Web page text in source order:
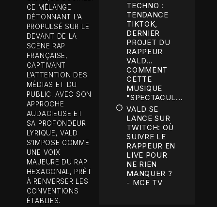
CE MÉLANGE
DÉTONNANT L’A
PROPULSÉ SUR LE
DEVANT DE LA
SCÈNE RAP
FRANÇAISE,
CAPTIVANT
L’ATTENTION DES
MÉDIAS ET DU
PUBLIC. AVEC SON
APPROCHE
AUDACIEUSE ET
SA PROFONDEUR
LYRIQUE, VALD
S’IMPOSE COMME
UNE VOIX
MAJEURE DU RAP
HEXAGONAL, PRÊT
À RENVERSER LES
CONVENTIONS
ÉTABLIES.
TECHNO :
TENDANCE
TIKTOK,
DERNIER
PROJET DU
RAPPEUR
VALD...
COMMENT
CETTE
MUSIQUE
"SPECTACUL...
VALD SE
LANCE SUR
TWITCH: OÙ
SUIVRE LE
RAPPEUR EN
LIVE POUR
NE RIEN
MANQUER ?
- MCE TV